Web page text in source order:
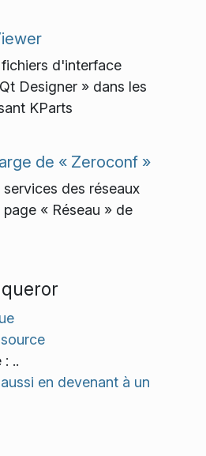
d'interface
Designer » dans les
KParts
de « Zeroconf »
services des réseaux
« Réseau » de
..
en devenant à un